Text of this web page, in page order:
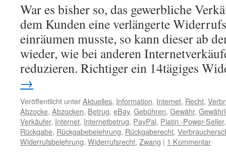
War es bisher so, das gewerbliche
dem Kunden eine verlängerte
einräumen musste, so kann dieser ab
wieder, wie bei anderen
reduzieren. Richtiger ein 14tägiges
→
Veröffentlicht unterAktuelles, Information, Internet, Recht,
Abzocke, Abzocken, Betrug, eBay, Gebühren, Gewähr,
Verkäufer, Internet, Internetbetrug, PayPal, Platin -Power-Seller
Rückgabe, Rückgabebelehrung, Rückgaberecht,
Widerrufsbelehrung, Widerrufsrecht, Zwang | 1 Kommentar